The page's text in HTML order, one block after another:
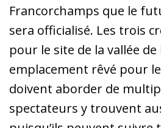
Francorchamps que le
sera officialisé. Les trois
pour le site de la vallée de
emplacement rêvé pour
doivent aborder de
spectateurs y trouvent